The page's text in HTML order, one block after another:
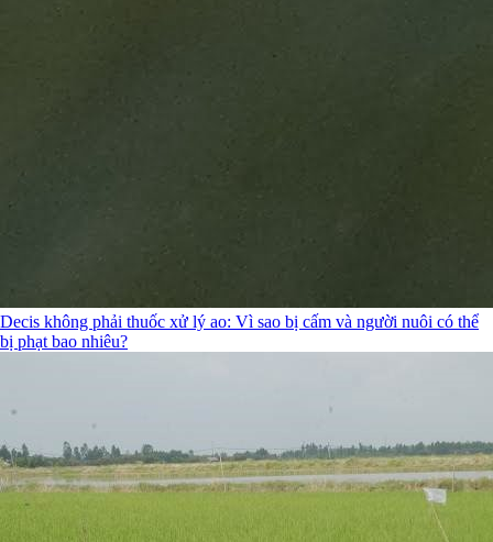
Decis không phải thuốc xử lý ao: Vì sao bị cấm và người nuôi có thể
bị phạt bao nhiêu?